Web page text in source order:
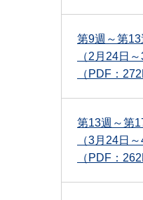
第9週～第13
（2月24日
（PDF：
第13週～第
（3月24日
（PDF：